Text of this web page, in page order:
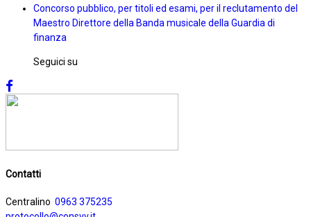
Concorso pubblico, per titoli ed esami, per il reclutamento del
Maestro Direttore della Banda musicale della Guardia di
finanza
Seguici su
Contatti
Centralino 0963 375235